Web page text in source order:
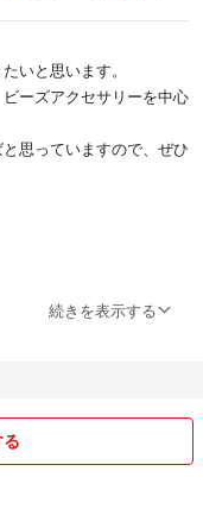
いと思います。
ーズアクセサリーを中心
思っていますので、ぜひ
い。
す。
追加します。
続きを表示する